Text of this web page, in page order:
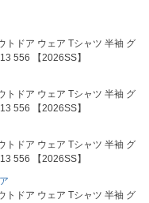
トドア ウェア Tシャツ 半袖 グ
556 【2026SS】
トドア ウェア Tシャツ 半袖 グ
556 【2026SS】
トドア ウェア Tシャツ 半袖 グ
556 【2026SS】
トドア ウェア Tシャツ 半袖 グ